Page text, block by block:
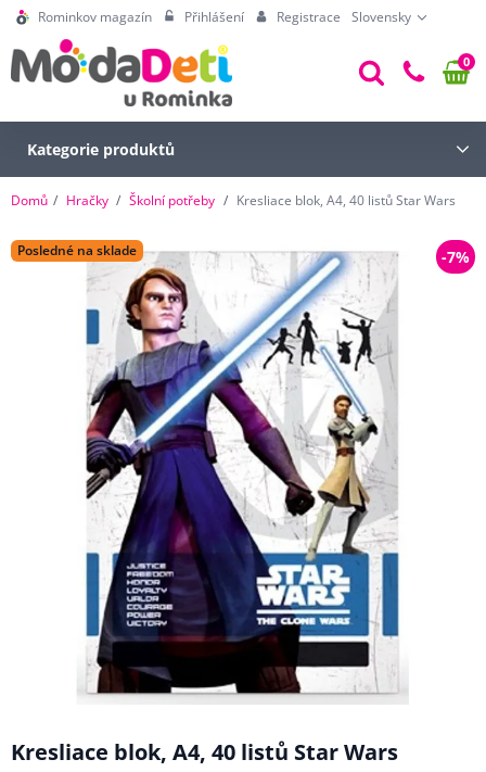
Rominkov magazín Přihlášení Registrace Slovensky
0
Kategorie produktů
Domů Hračky Školní potřeby Kresliace blok, A4, 40 listů Star Wars
Posledné na sklade -7%
Kresliace blok, A4, 40 listů Star Wars